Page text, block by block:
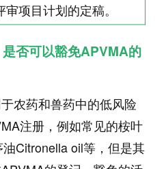
项目计划的定稿。
否可以豁免APVMA的
农药和兽药中的低风险
注册，例如常见的桉叶
Citronella oil等，但是其